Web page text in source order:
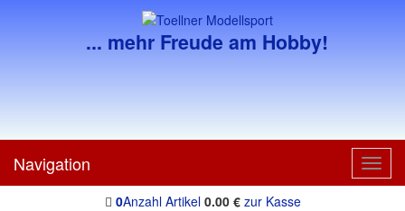
... mehr Freude am Hobby!
Navigation
0Anzahl Artikel 0.00€ zur Kasse